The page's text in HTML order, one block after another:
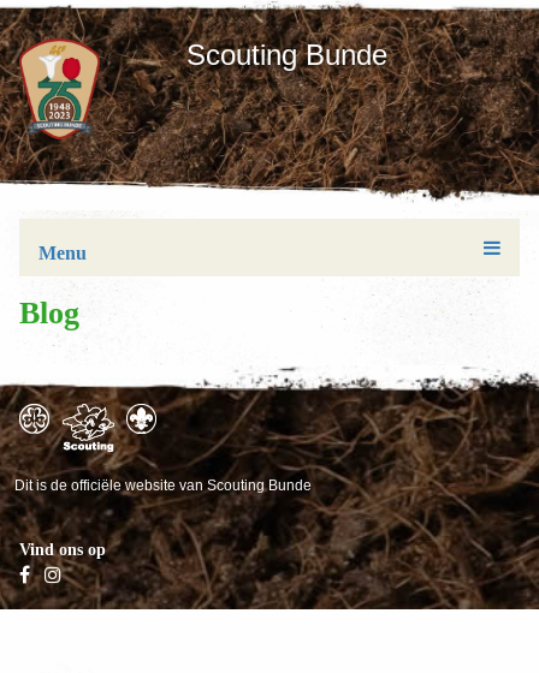
Scouting Bunde
Menu
Blog
Dit is de officiële website van Scouting Bunde
Vind ons op